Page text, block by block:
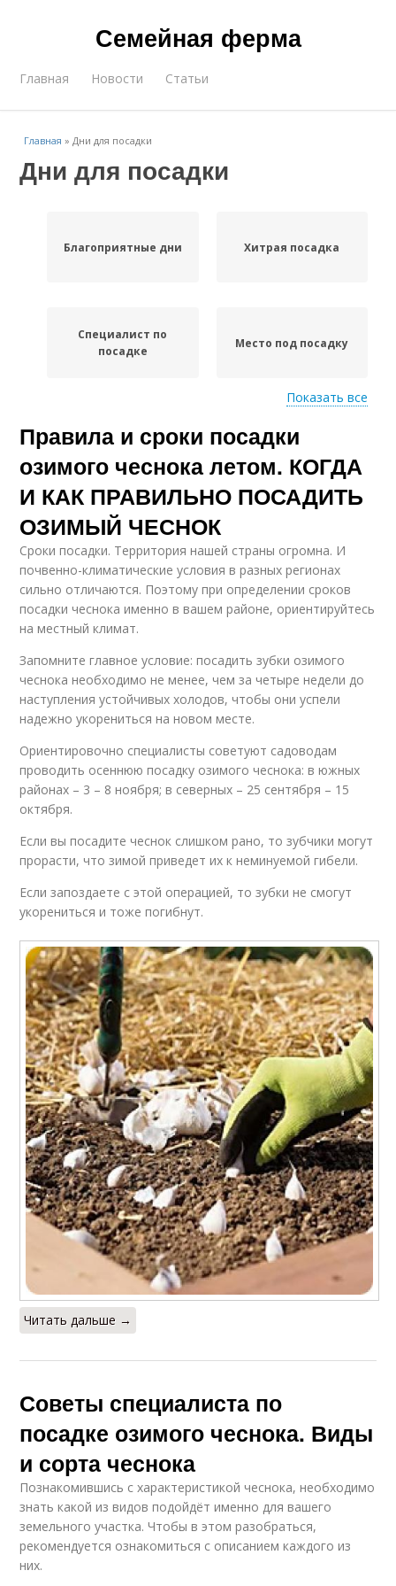
Семейная ферма
Главная Новости Статьи
Главная »Дни для посадки
Дни для посадки
Благоприятные дни Хитрая посадка
Специалист по
посадке
Место под посадку
Чеснок под посадку Осенний посадка
Требования к посадке
Чеснок к посадке
Земли под осеннюю
Осенняя посадка Время для посадки
Чеснок перед
Клубники к посадке Весенняя посадка
Посадочные дни Ошибки при посадке
Посадки по регионам Участок для посадки
Календарь для
посадки
Показать все
Правила и сроки посадки
озимого чеснока летом. КОГДА
И КАК ПРАВИЛЬНО ПОСАДИТЬ
ОЗИМЫЙ ЧЕСНОК
Сроки посадки. Территория нашей страны огромна. И
почвенно-климатические условия в разных регионах
сильно отличаются. Поэтому при определении сроков
посадки чеснока именно в вашем районе, ориентируйтесь
на местный климат.
Запомните главное условие: посадить зубки озимого
чеснока необходимо не менее, чем за четыре недели до
наступления устойчивых холодов, чтобы они успели
надежно укорениться на новом месте.
Ориентировочно специалисты советуют садоводам
проводить осеннюю посадку озимого чеснока: в южных
районах – 3 – 8 ноября; в северных – 25 сентября – 15
октября.
Если вы посадите чеснок слишком рано, то зубчики могут
прорасти, что зимой приведет их к неминуемой гибели.
Если запоздаете с этой операцией, то зубки не смогут
укорениться и тоже погибнут.
Читать дальше →
Советы специалиста по
посадке озимого чеснока. Виды
и сорта чеснока
Познакомившись с характеристикой чеснока, необходимо
знать какой из видов подойдёт именно для вашего
земельного участка. Чтобы в этом разобраться,
рекомендуется ознакомиться с описанием каждого из
них.